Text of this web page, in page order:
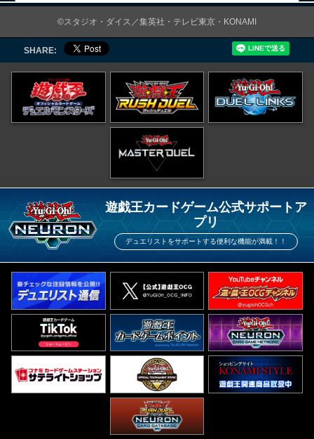
©スタジオ・ダイス／集英社・テレビ東京・KONAMI
SHARE:
遊戯王カードゲーム公式サポートア
プリ
デュエリストをサポートする便利な機能が満載！！